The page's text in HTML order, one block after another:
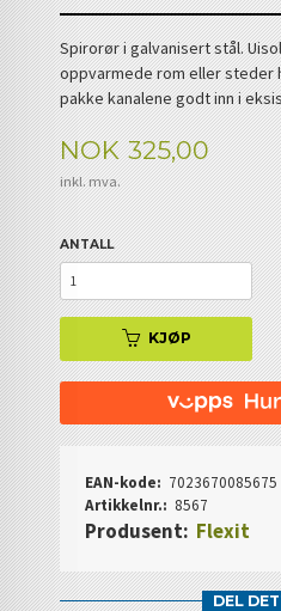
Spirorør i galvanisert stål.
oppvarmede rom eller steder
pakke kanalene godt inn i
Pris
NOK 325,00
inkl. mva.
ANTALL
KJØP
EAN-kode: 7023670085675
Artikkelnr.: 8567
Produsent: Flexit
DEL